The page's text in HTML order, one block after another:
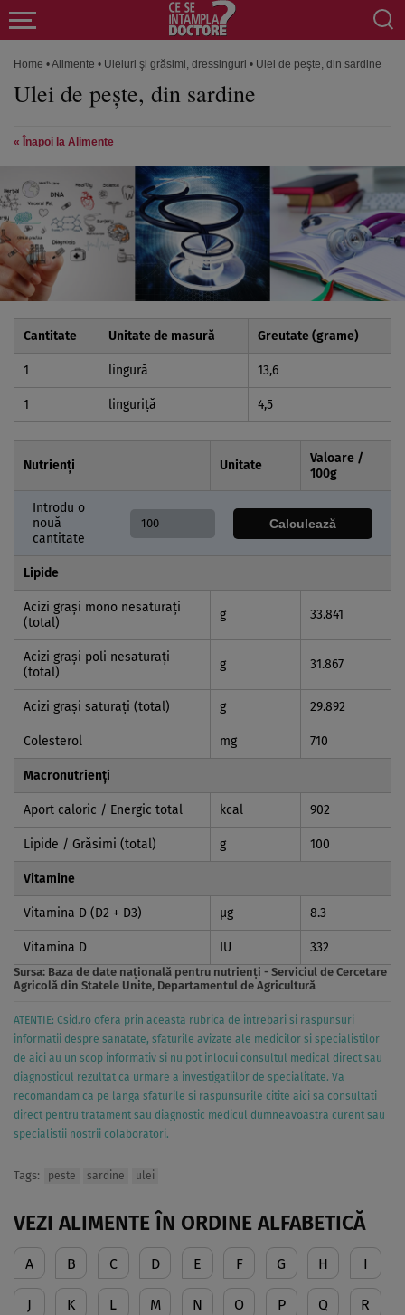
Home •Alimente • Uleiuri şi grăsimi, dressinguri • Ulei de peşte, din sardine
Ulei de peşte, din sardine
« Înapoi la Alimente
Cantitate Unitate de masură Greutate (grame)
1 lingură 13,6
1 linguriţă 4,5
Nutrienți Unitate
Valoare /
100g
Introdu o
nouă
cantitate
Calculează
Lipide
Acizi graşi mono nesaturaţi
(total)
g 33.841
Acizi graşi poli nesaturaţi
(total)
g 31.867
Acizi graşi saturaţi (total) g 29.892
Colesterol mg 710
Macronutrienți
Aport caloric / Energic total kcal 902
Lipide / Grăsimi (total) g 100
Vitamine
Vitamina D (D2 + D3) µg 8.3
Vitamina D IU 332
Sursa: Baza de date naţională pentru nutrienţi - Serviciul de Cercetare
Agricolă din Statele Unite, Departamentul de Agricultură
ATENTIE: Csid.ro ofera prin aceasta rubrica de intrebari si raspunsuri
informatii despre sanatate, sfaturile avizate ale medicilor si specialistilor
de aici au un scop informativ si nu pot inlocui consultul medical direct sau
diagnosticul rezultat ca urmare a investigatiilor de specialitate. Va
recomandam ca pe langa sfaturile si raspunsurile citite aici sa consultati
direct pentru tratament sau diagnostic medicul dumneavoastra curent sau
specialistii nostrii colaboratori.
Tags: peste sardine ulei
VEZI ALIMENTE ÎN ORDINE ALFABETICĂ
A B C D E F G H I
J K L M N O P Q R